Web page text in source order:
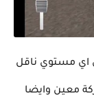
اي مستوي ناقل
معين وايضا